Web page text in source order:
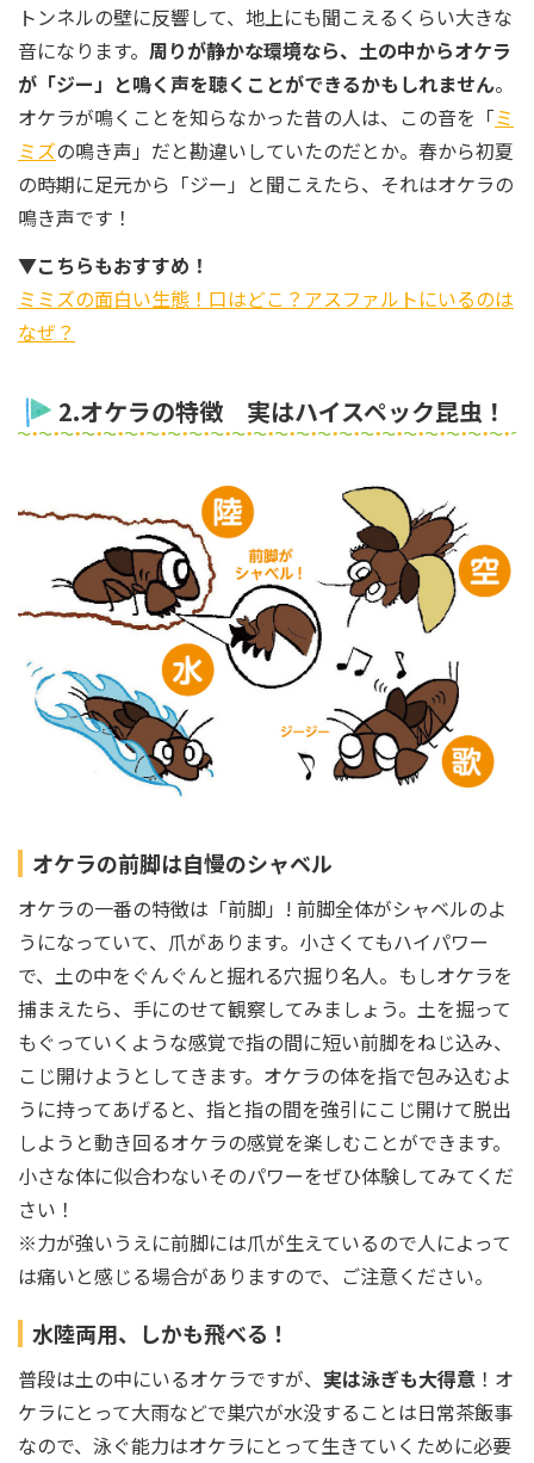
トンネルの壁に反響して、地上にも聞こえるくらい大きな
音になります。 周りが静かな環境なら、土の中からオケラ
が「ジー」と鳴く声を聴くことができるかもしれません。
オケラが鳴くことを知らなかった昔の人は、この音を「ミ
ミズの鳴き声」だと勘違いしていたのだとか。春から初夏
の時期に足元から「ジー」と聞こえたら、それはオケラの
鳴き声です！
▼こちらもおすすめ！
ミミズの面白い生態！口はどこ？アスファルトにいるのは
なぜ？
2.オケラの特徴 実はハイスペック昆虫！
オケラの前脚は自慢のシャベル
オケラの一番の特徴は「前脚」! 前脚全体がシャベルのよ
うになっていて、爪があります。小さくてもハイパワー
で、土の中をぐんぐんと掘れる穴掘り名人。もしオケラを
捕まえたら、手にのせて観察してみましょう。土を掘って
もぐっていくような感覚で指の間に短い前脚をねじ込み、
こじ開けようとしてきます。オケラの体を指で包み込むよ
うに持ってあげると、指と指の間を強引にこじ開けて脱出
しようと動き回るオケラの感覚を楽しむことができます。
小さな体に似合わないそのパワーをぜひ体験してみてくだ
さい！
※力が強いうえに前脚には爪が生えているので人によって
は痛いと感じる場合がありますので、ご注意ください。
水陸両用、しかも飛べる！
普段は土の中にいるオケラですが、 実は泳ぎも大得意 ！オ
ケラにとって大雨などで巣穴が水没することは日常茶飯事
なので、泳ぐ能力はオケラにとって生きていくために必要